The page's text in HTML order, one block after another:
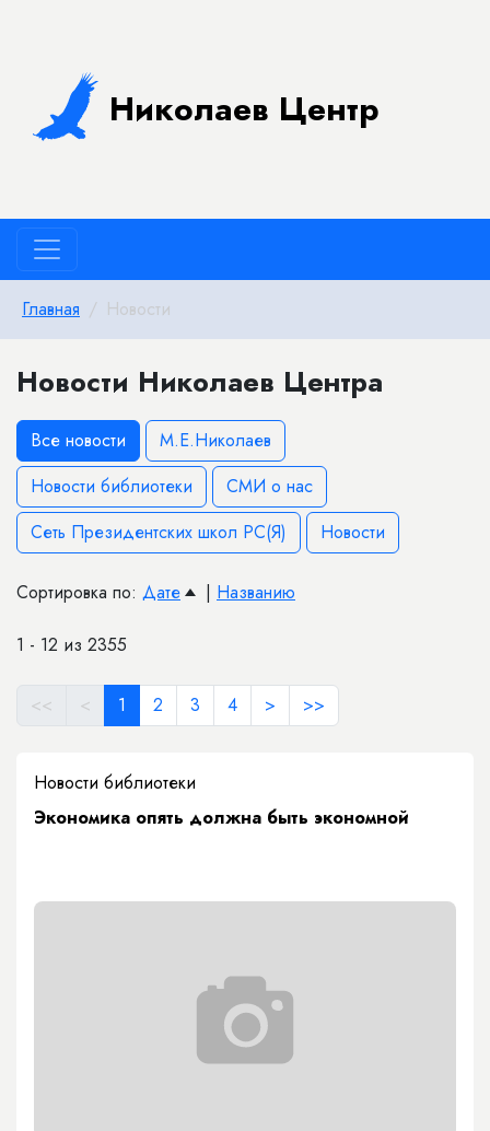
Николаев Центр
Главная Новости
Новости Николаев Центра
Все новости
М.Е.Николаев
Новости библиотеки
СМИ о нас
Сеть Президентских школ РС(Я)
Новости
Сортировка по: Дате | Названию
1 - 12 из 2355
<< < 1 2 3 4 > >>
Новости библиотеки
Экономика опять должна быть экономной